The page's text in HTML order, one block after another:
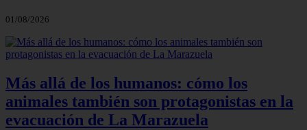
01/08/2026
Más allá de los humanos: cómo los
animales también son protagonistas en la
evacuación de La Marazuela